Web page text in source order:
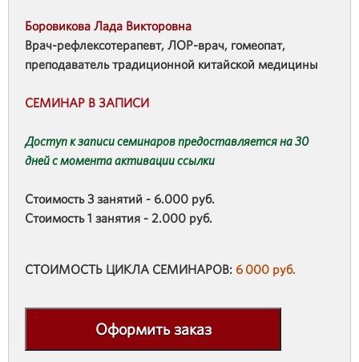
Боровикова Лада Викторовна
Врач-рефлексотерапевт, ЛОР-врач, гомеопат,
преподаватель традиционной китайской медицины
СЕМИНАР В ЗАПИСИ
Доступ к записи семинаров предоставляется на 30
дней с момента активации ссылки
Стоимость 3 занятий - 6.000 руб.
Стоимость 1 занятия - 2.000 руб.
СТОИМОСТЬ ЦИКЛА СЕМИНАРОВ: 6 000 руб.
Оформить заказ